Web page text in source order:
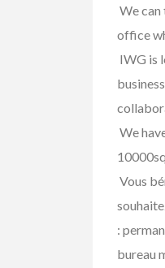
We
office
IWG is
We
Vous
:
bureau